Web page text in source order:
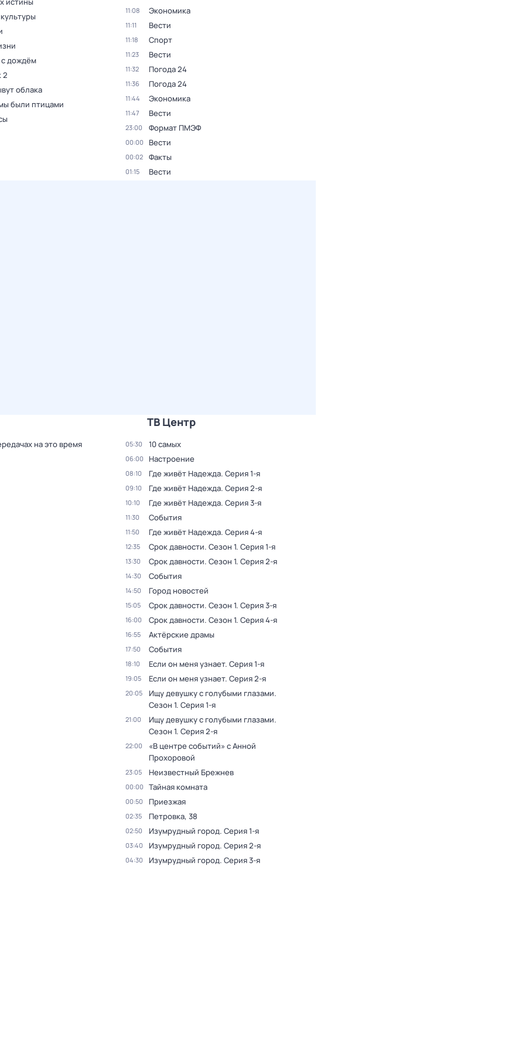
дождём
2
облака
были птицами
11:08 Экономика
11:11 Вести
11:18 Спорт
11:23 Вести
11:32 Погода 24
11:36 Погода 24
11:44 Экономика
11:47 Вести
23:00 Формат ПМЭФ
00:00 Вести
00:02 Факты
01:15 Вести
на это время
ТВ Центр
05:30 10 самых
06:00 Настроение
08:10 Где живёт Надежда. Серия 1-я
09:10 Где живёт Надежда. Серия 2-я
10:10 Где живёт Надежда. Серия 3-я
11:30 События
11:50 Где живёт Надежда. Серия 4-я
12:35 Срок давности. Сезон 1. Серия 1-я
13:30 Срок давности. Сезон 1. Серия 2-я
14:30 События
14:50 Город новостей
15:05 Срок давности. Сезон 1. Серия 3-я
16:00 Срок давности. Сезон 1. Серия 4-я
16:55 Актёрские драмы
17:50 События
18:10 Если он меня узнает. Серия 1-я
19:05 Если он меня узнает. Серия 2-я
20:05 Ищу девушку с голубыми глазами.
Сезон 1. Серия 1-я
21:00 Ищу девушку с голубыми глазами.
Сезон 1. Серия 2-я
22:00
«В центре событий» с Анной
Прохоровой
23:05 Неизвестный Брежнев
00:00 Тайная комната
00:50 Приезжая
02:35 Петровка, 38
02:50 Изумрудный город. Серия 1-я
03:40 Изумрудный город. Серия 2-я
04:30 Изумрудный город. Серия 3-я